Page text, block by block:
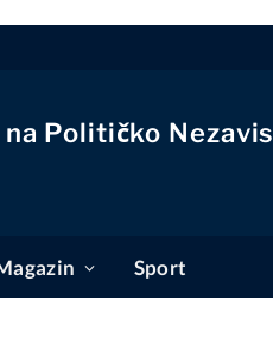
na Političko
Sport